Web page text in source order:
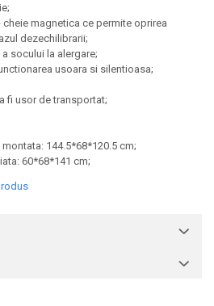
magnetica ce permite oprirea
dezechilibrarii;
socului la alergare;
usoara si silentioasa;
fi usor de transportat;
144.5*68*120.5 cm;
60*68*141 cm;